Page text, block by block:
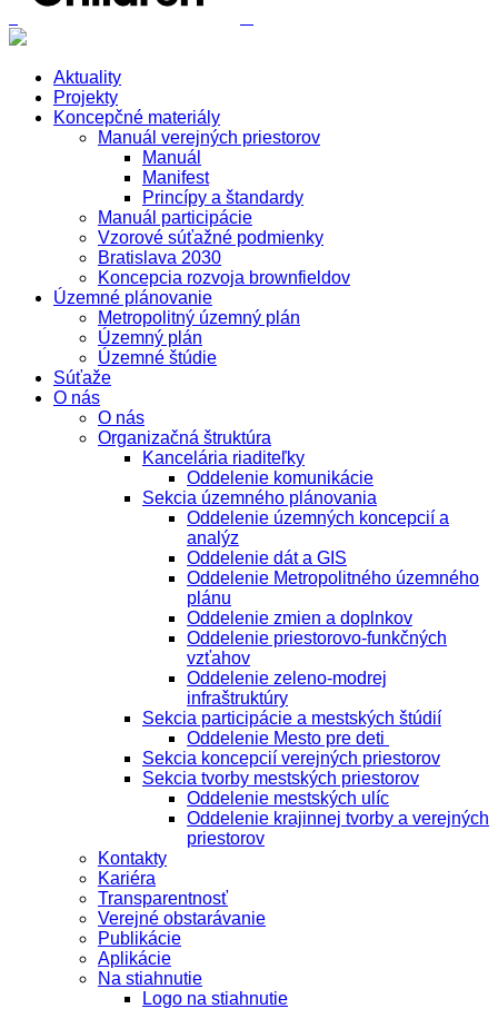
Aktuality
Projekty
Koncepčné materiály
Manuál verejných priestorov
Manuál
Manifest
Princípy a štandardy
Manuál participácie
Vzorové súťažné podmienky
Bratislava 2030
Koncepcia rozvoja brownfieldov
Územné plánovanie
Metropolitný územný plán
Územný plán
Územné štúdie
Súťaže
O nás
O nás
Organizačná štruktúra
Kancelária riaditeľky
Oddelenie komunikácie
Sekcia územného plánovania
Oddelenie územných koncepcií a
analýz
Oddelenie dát a GIS
Oddelenie Metropolitného územného
plánu
Oddelenie zmien a doplnkov
Oddelenie priestorovo-funkčných
vzťahov
Oddelenie zeleno-modrej
infraštruktúry
Sekcia participácie a mestských štúdií
Oddelenie Mesto pre deti
Sekcia koncepcií verejných priestorov
Sekcia tvorby mestských priestorov
Oddelenie mestských ulíc
Oddelenie krajinnej tvorby a verejných
priestorov
Kontakty
Kariéra
Transparentnosť
Verejné obstarávanie
Publikácie
Aplikácie
Na stiahnutie
Logo na stiahnutie